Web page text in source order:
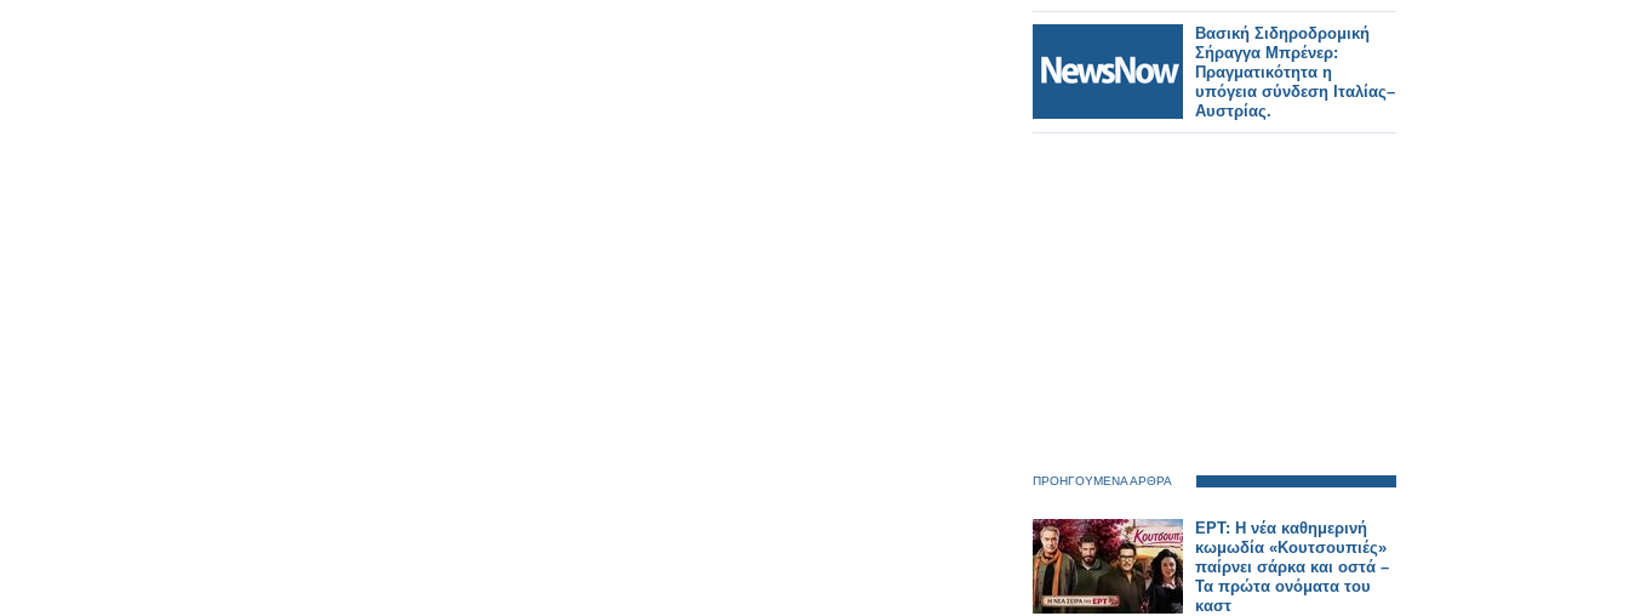
Βασική Σιδηροδρομική
Σήραγγα Μπρένερ:
Πραγματικότητα η
υπόγεια σύνδεση Ιταλίας–
Αυστρίας.
ΠΡΟΗΓΟΥΜΕΝΑ ΑΡΘΡΑ
ΕΡΤ: Η νέα καθημερινή
κωμωδία «Κουτσουπιές»
παίρνει σάρκα και οστά –
Τα πρώτα ονόματα του
καστ